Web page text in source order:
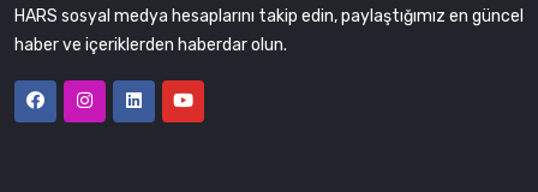
HARS sosyal medya hesaplarını takip edin, paylaştığımız en güncel
haber ve içeriklerden haberdar olun.